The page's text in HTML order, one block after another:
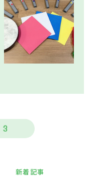
3
新着記事